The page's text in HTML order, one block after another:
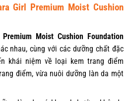
Girl Premium Moist Cushion
Moist Cushion Foundation
nhau, cùng với các dưỡng chất đặc
khái niệm về loại kem trang điểm
điểm, vừa nuôi dưỡng làn da một